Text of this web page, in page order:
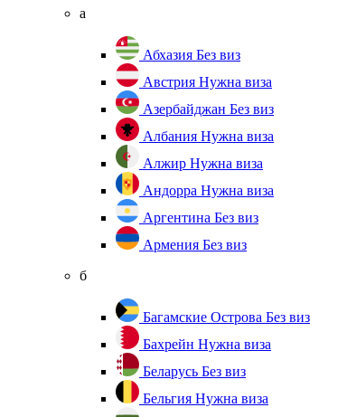
а
Абхазия Без виз
Австрия Нужна виза
Азербайджан Без виз
Албания Нужна виза
Алжир Нужна виза
Андорра Нужна виза
Аргентина Без виз
Армения Без виз
б
Багамские Острова Без виз
Бахрейн Нужна виза
Беларусь Без виз
Бельгия Нужна виза